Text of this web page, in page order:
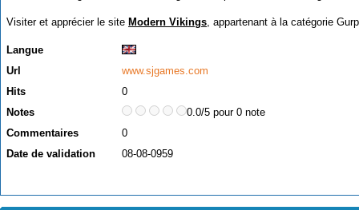
Visiter et apprécier le site Modern Vikings, appartenant à la catégorie
Langue
Url
www.sjgames.com
Hits
0
Notes
0.0/5 pour 0 note
Commentaires
0
Date de validation
08-08-0959